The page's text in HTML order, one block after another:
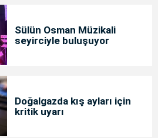
Sülün Osman Müzikali
seyirciyle buluşuyor
Doğalgazda kış ayları için
kritik uyarı